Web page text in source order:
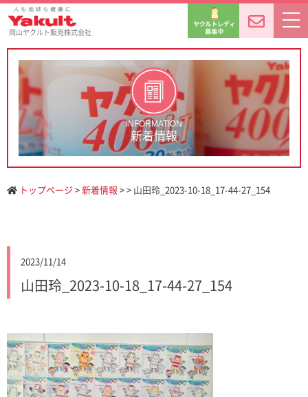
岡山ヤクルト販売株式会社
INFORMATION
新着情報
トップページ >新着情報 > > 山田玲_2023-10-18_17-44-27_154
2023/11/14
山田玲_2023-10-18_17-44-27_154